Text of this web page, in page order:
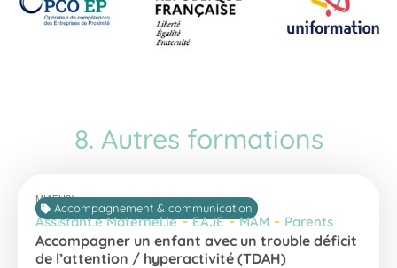
8. Autres formations
MIAEH21
Accompagnement & communication
Assistant.e Maternel.le-EAJE-MAM - Parents
Accompagner un enfant avec un trouble déficit
de l’attention / hyperactivité (TDAH)